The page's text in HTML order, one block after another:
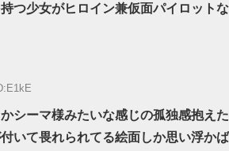
つ少女がヒロイン兼仮面パイロットな
シーマ様みたいな感じの孤独感抱えた
いて畏れられてる絵面しか思い浮かば